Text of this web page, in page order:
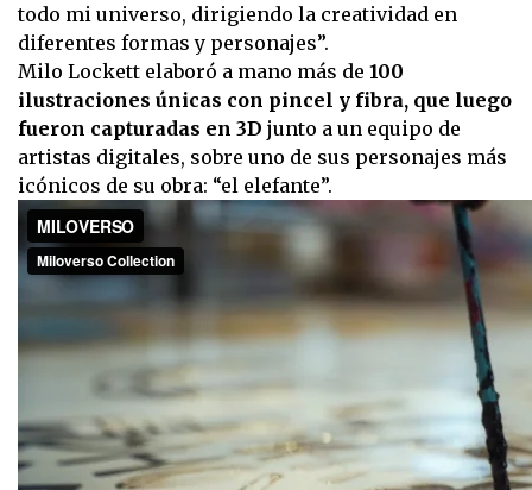
todo mi universo, dirigiendo la creatividad en
diferentes formas y personajes”.
Milo Lockett elaboró a mano más de 100
ilustraciones únicas con pincel y fibra, que luego
fueron capturadas en 3D junto a un equipo de
artistas digitales, sobre uno de sus personajes más
icónicos de su obra: “el elefante”.